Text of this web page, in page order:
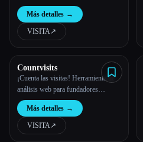
Framer
Más detalles →
VISITA↗︎
Countvisits
¡Cuenta las visitas! Herramienta de
análisis web para fundadores
ocupados
Más detalles →
VISITA↗︎